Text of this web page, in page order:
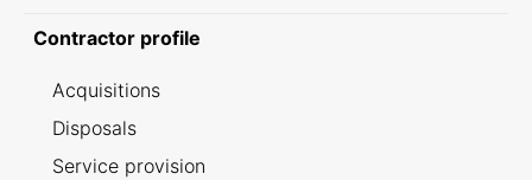
Contractor profile
Acquisitions
Disposals
Service provision